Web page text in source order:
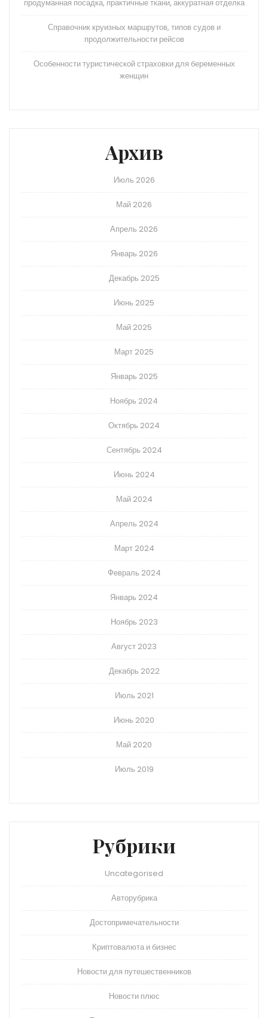
продуманная посадка, практичные ткани, аккуратная отделка
Справочник круизных маршрутов, типов судов и
продолжительности рейсов
Особенности туристической страховки для беременных
женщин
Архив
Июль 2026
Май 2026
Апрель 2026
Январь 2026
Декабрь 2025
Июнь 2025
Май 2025
Март 2025
Январь 2025
Ноябрь 2024
Октябрь 2024
Сентябрь 2024
Июнь 2024
Май 2024
Апрель 2024
Март 2024
Февраль 2024
Январь 2024
Ноябрь 2023
Август 2023
Декабрь 2022
Июль 2021
Июнь 2020
Май 2020
Июль 2019
Рубрики
Uncategorised
Авторубрика
Достопримечательности
Криптовалюта и бизнес
Новости для путешественников
Новости плюс